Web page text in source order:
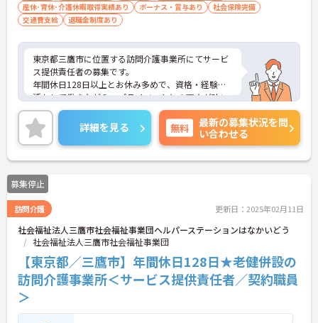
産休･育休･介護休暇取得実績あり
ボーナス・賞与あり
社会保険完備
交通費支給
退職金制度あり
東京都三鷹市に位置する訪問介護事業所にてサービ
ス提供責任者の募集です。
年間休日128日以上とお休み多めで、資格・経験を
活かして働きながら、プライベートとの両立が叶い
ます◎
ご興味ある方には、面接対策ポイントなど、さらに
詳細をお話しいたしますのでお気軽にご相談くださ
い！
詳細を見る 無料
最新の募集状況を問
い合わせる
募集停止
訪問介護 更新日：2025年02月11日
社会福祉法人三鷹市社会福祉事業団ヘルパーステーションはなかいどう
社会福祉法人三鷹市社会福祉事業団
【東京都／三鷹市】年間休日128日★老健併設の
訪問介護事業所＜サービス提供責任者／契約職員
＞